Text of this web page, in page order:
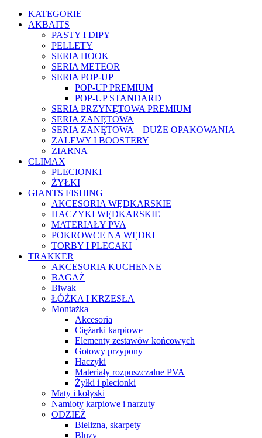
KATEGORIE
AKBAITS
PASTY I DIPY
PELLETY
SERIA HOOK
SERIA METEOR
SERIA POP-UP
POP-UP PREMIUM
POP-UP STANDARD
SERIA PRZYNĘTOWA PREMIUM
SERIA ZANĘTOWA
SERIA ZANĘTOWA – DUŻE OPAKOWANIA
ZALEWY I BOOSTERY
ZIARNA
CLIMAX
PLECIONKI
ŻYŁKI
GIANTS FISHING
AKCESORIA WĘDKARSKIE
HACZYKI WĘDKARSKIE
MATERIAŁY PVA
POKROWCE NA WĘDKI
TORBY I PLECAKI
TRAKKER
AKCESORIA KUCHENNE
BAGAŻ
Biwak
ŁÓŻKA I KRZESŁA
Montażka
Akcesoria
Ciężarki karpiowe
Elementy zestawów końcowych
Gotowy przypony
Haczyki
Materiały rozpuszczalne PVA
Żyłki i plecionki
Maty i kołyski
Namioty karpiowe i narzuty
ODZIEŻ
Bielizna, skarpety
Bluzy